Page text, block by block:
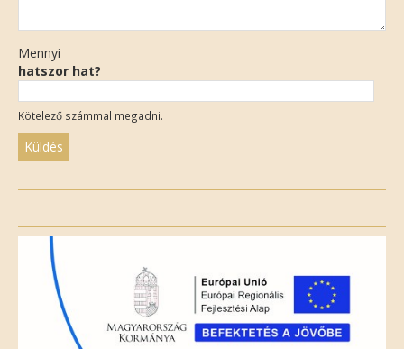
Mennyi
hatszor hat?
Kötelező számmal megadni.
field
empty.